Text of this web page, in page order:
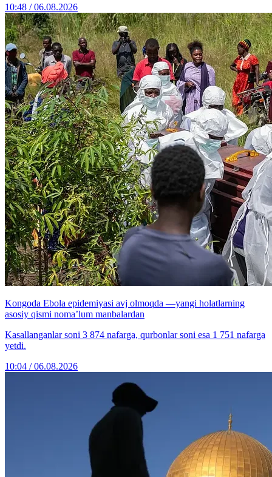
10:48 / 06.08.2026
Kongoda Ebola epidemiyasi avj olmoqda —yangi holatlarning
asosiy qismi noma’lum manbalardan
Kasallanganlar soni 3 874 nafarga, qurbonlar soni esa 1 751 nafarga
yetdi.
10:04 / 06.08.2026